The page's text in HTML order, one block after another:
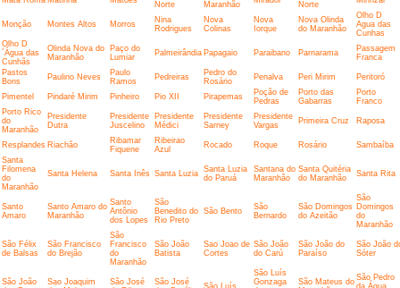
Norte
Maranhão
Norte
Monção Montes Altos Morros
Nina
Rodrigues
Nova
Colinas
Nova
Iorque
Nova Olinda
do Maranhão
Olho D
Agua das
Cunhas
Olho D
´Água das
Cunhãs
Olinda Nova do
Maranhão
Paço do
Lumiar
Palmeirândia Papagaio Paraibano Parnarama
Passagem
Franca
Pastos
Bons
Paulino Neves
Paulo
Ramos
Pedreiras
Pedro do
Rosário
Penalva Peri Mirim Peritoró
Pimentel Pindaré Mirim Pinheiro Pio XII Pirapemas
Poção de
Pedras
Porto das
Gabarras
Porto
Franco
Porto Rico
do
Maranhão
Presidente
Dutra
Presidente
Juscelino
Presidente
Médici
Presidente
Sarney
Presidente
Vargas
Primeira Cruz Raposa
Resplandes Riachão
Ribamar
Fiquene
Ribeirao
Azul
Rocado Roque Rosário
Sambaíba
Santa
Filomena
do
Maranhão
Santa Helena Santa Inês Santa Luzia Santa Luzia
do Paruá
Santana do
Maranhão
Santa Quitéria
do Maranhão
Santa Rita
Santo
Amaro
Santo Amaro do
Maranhão
Santo
Antônio
dos Lopes
São
Benedito do
Rio Preto
São Bento
São
Bernardo
São Domingos
do Azeitão
São
Domingos
do
Maranhão
São Félix
de Balsas
São Francisco
do Brejão
São
Francisco
do
Maranhão
São João
Batista
Sao Joao de
Cortes
São João
do Carú
São João do
Paraíso
São João
Sóter
São João
Sao Joaquim
São José
São José
São Luís
São Luís
Gonzaga
São Mateus do São Pedro
da Água